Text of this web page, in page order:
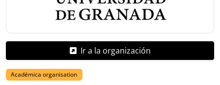
Ir a la organización
Académica organisation